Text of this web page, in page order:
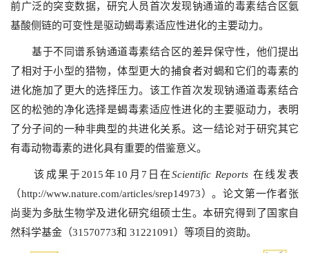
前广泛的突变数据，研究人员首次发现钠通道的毒素结合区氨
基酸侧链的可变性是驱动蝎毒素适应性进化的主要动力。
基于不同谱系钠通道毒素结合区的差异保守性，他们提出
了相对于小型的猎物，体型更大的捕食者对蝎和它们的毒素的
进化施加了更大的选择压力。该工作首次发现钠通道毒素结合
区的松弛的净化选择是蝎毒素适应性进化的主要驱动力，表明
了分子间的一种非典型的共进化关系。这一结论对于研究其它
有毒动物毒素的进化具有重要的借鉴意义。
该成果于2015年10 月 7 日在Scientific Reports 在线发表
（http://www.nature.com/articles/srep14973 ）。论文第一作者张
尚斐为多肽生物学及进化研究组硕士生。本研究得到了 国家自
然科学基金（31570773和 31221091 ）等项目的资助。